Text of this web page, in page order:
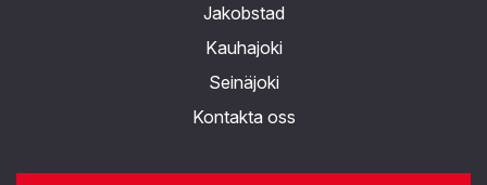
Jakobstad
Kauhajoki
Seinäjoki
Kontakta oss